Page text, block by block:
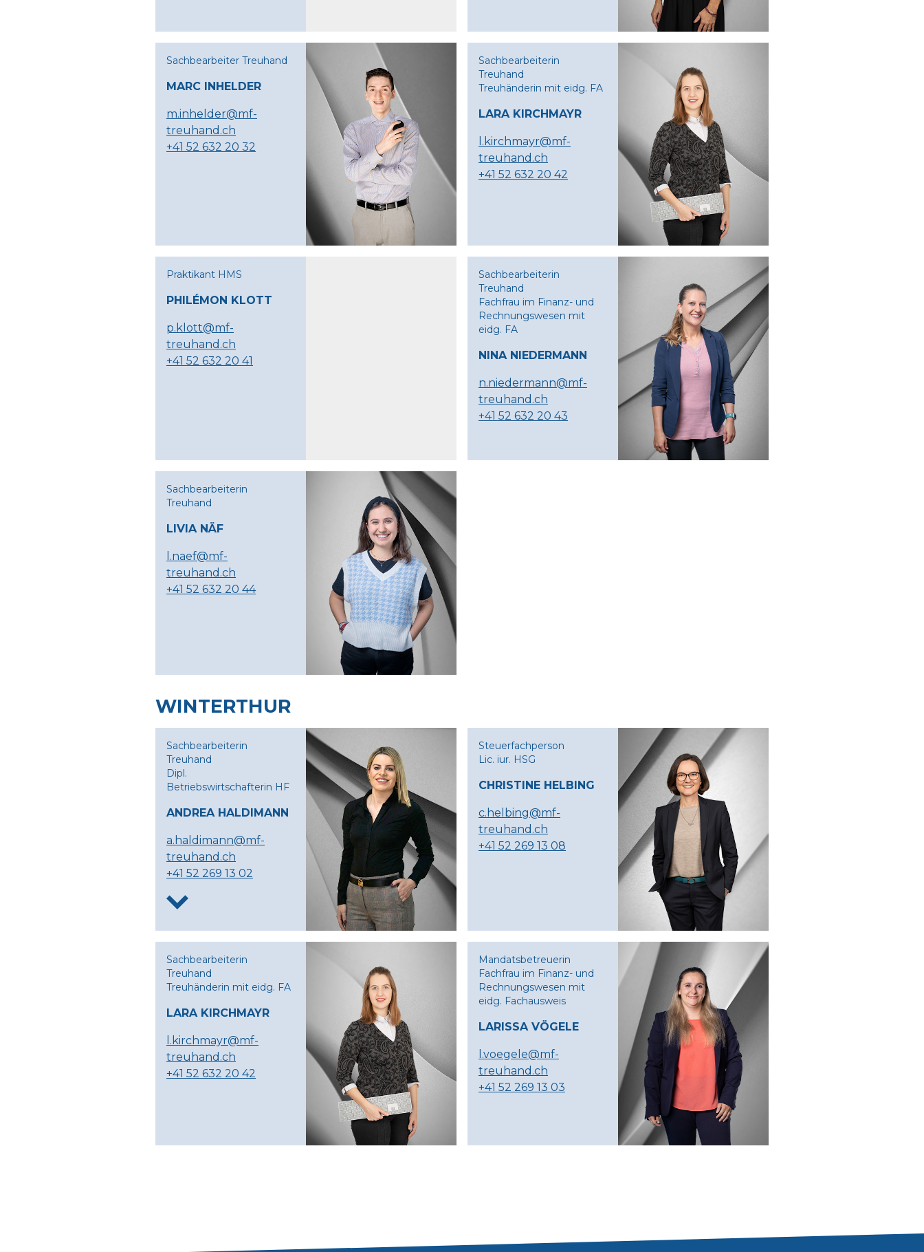
Sachbearbeiter Treuhand
MARC INHELDER
m.inhelder@mf-
treuhand.ch
+41 52 632 20 32
Sachbearbeiterin
Treuhand
Treuhänderin mit eidg. FA
LARA KIRCHMAYR
l.kirchmayr@mf-
treuhand.ch
+41 52 632 20 42
Praktikant HMS
PHILÉMON KLOTT
p.klott@mf-
treuhand.ch
+41 52 632 20 41
Sachbearbeiterin
Treuhand
Fachfrau im Finanz- und
Rechnungswesen mit
eidg. FA
NINA NIEDERMANN
n.niedermann@mf-
treuhand.ch
+41 52 632 20 43
Sachbearbeiterin
Treuhand
LIVIA NÄF
l.naef@mf-
treuhand.ch
+41 52 632 20 44
WINTERTHUR
Sachbearbeiterin
Treuhand
Dipl.
Betriebswirtschafterin HF
ANDREA HALDIMANN
a.haldimann@mf-
treuhand.ch
+41 52 269 13 02
Steuerfachperson
Lic. iur. HSG
CHRISTINE HELBING
c.helbing@mf-
treuhand.ch
+41 52 269 13 08
Sachbearbeiterin
Treuhand
Treuhänderin mit eidg. FA
LARA KIRCHMAYR
l.kirchmayr@mf-
treuhand.ch
+41 52 632 20 42
Mandatsbetreuerin
Fachfrau im Finanz- und
Rechnungswesen mit
eidg. Fachausweis
LARISSA VÖGELE
l.voegele@mf-
treuhand.ch
+41 52 269 13 03